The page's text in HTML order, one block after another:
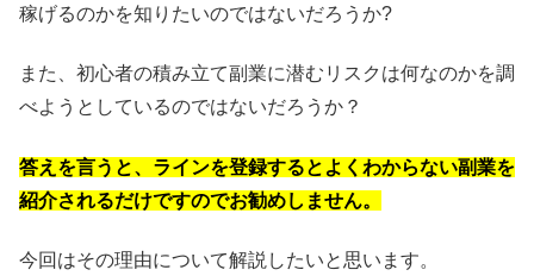
稼げるのかを知りたいのではないだろうか?
また、初心者の積み立て副業に潜むリスクは何なのかを調
べようとしているのではないだろうか？
答えを言うと、ラインを登録するとよくわからない副業を
紹介されるだけですのでお勧めしません。
今回はその理由について解説したいと思います。